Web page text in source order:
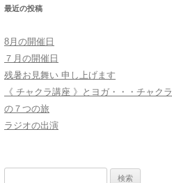
最近の投稿
8月の開催日
７月の開催日
残暑お見舞い 申し上げます
《 チャクラ講座 》とヨガ・・・チャクラ
の７つの旅
ラジオの出演